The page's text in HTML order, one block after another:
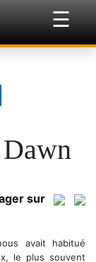
☰
×
sur
avait habitué
le plus souvent